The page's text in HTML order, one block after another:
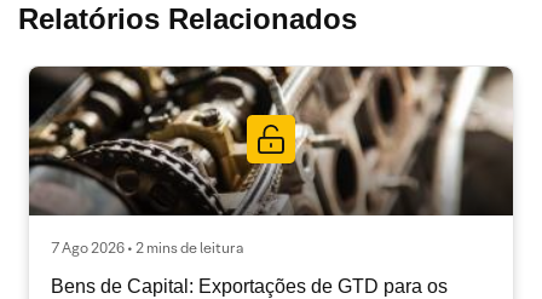
Relatórios Relacionados
7 Ago 2026 • 2 mins de leitura
Bens de Capital: Exportações de GTD para os